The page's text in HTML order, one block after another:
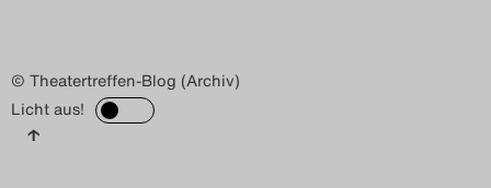
© Theatertreffen-Blog (Archiv)
Licht aus!
↑